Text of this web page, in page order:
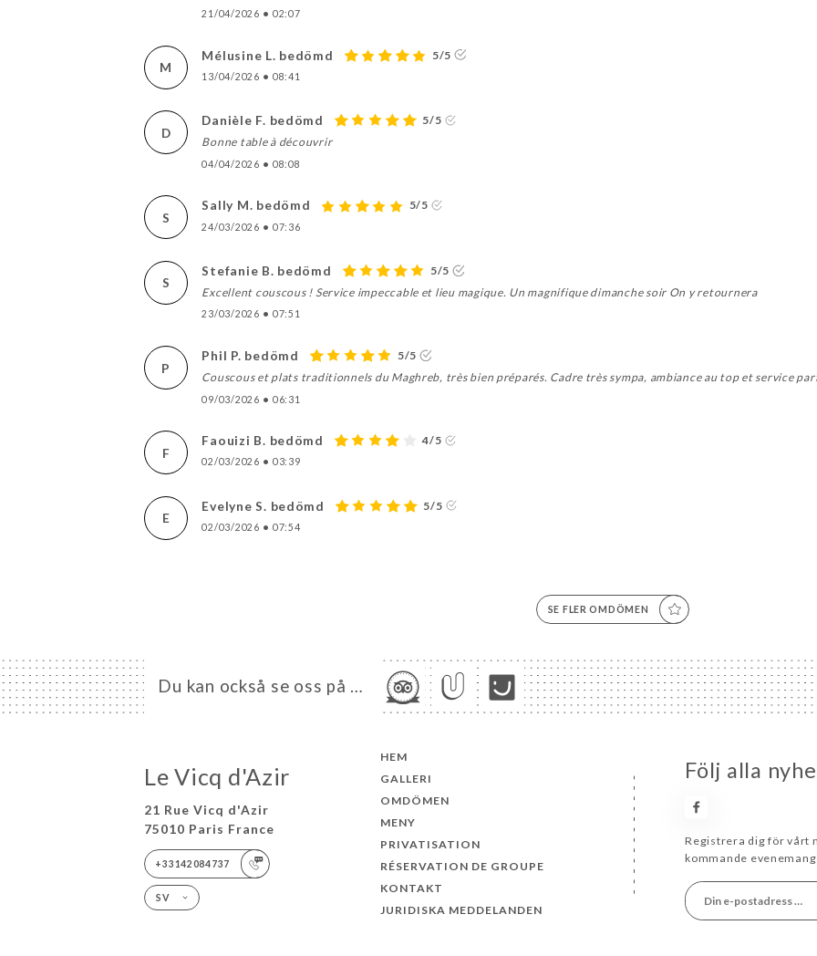
21/04/2026 • 02:07
M
Mélusine L. bedömd 5/5
13/04/2026 • 08:41
D
Danièle F. bedömd
5/5
Bonne table à découvrir
04/04/2026 • 08:08
S
Sally M. bedömd 5/5
24/03/2026 • 07:36
S
Stefanie B. bedömd
5/5
Excellent couscous ! Service impeccable et lieu magique. Un magnifique dimanche soir On y retournera
23/03/2026 • 07:51
P
Phil P. bedömd
5/5
Couscous et plats traditionnels du Maghreb, très bien préparés. Cadre très sympa, ambiance au top et service
09/03/2026 • 06:31
F
Faouizi B. bedömd 4/5
02/03/2026 • 03:39
E
Evelyne S. bedömd 5/5
02/03/2026 • 07:54
SE FLER OMDÖMEN
Du kan också se oss på …
Le Vicq d'Azir
21 Rue Vicq d'Azir
75010 Paris France
+33142084737
SV
HEM
GALLERI
OMDÖMEN
MENY
PRIVATISATION
RÉSERVATION DE GROUPE
KONTAKT
JURIDISKA MEDDELANDEN
Följ alla
Registrera dig för vårt
kommande